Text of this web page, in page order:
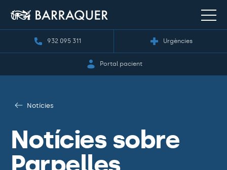
932 095 311 Urgències
Portal pacient
Notícies
Notícies sobre